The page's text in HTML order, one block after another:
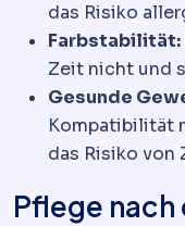
das Risiko
Farbstabilität:
Zeit nicht und
Gesunde
Kompatibilität
das Risiko von
Pflege